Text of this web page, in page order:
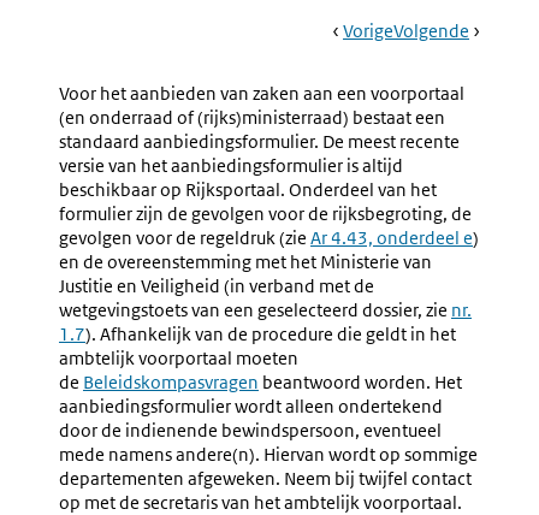
Book
Ga
VorigePagina:
Ambtelijke
Voorbereiding
In
Voorportaal
Ga
Volgende Pagina:
Voor het aanbieden van zaken aan een voorportaal
(en onderraad of (rijks)ministerraad) bestaat een
standaard aanbiedingsformulier. De meest recente
versie van het aanbiedingsformulier is altijd
beschikbaar op Rijksportaal. Onderdeel van het
formulier zijn de gevolgen voor de rijksbegroting, de
gevolgen voor de regeldruk (zie Ar 4.43, onderdeel e)
en de overeenstemming met het Ministerie van
Justitie en Veiligheid (in verband met de
wetgevingstoets van een geselecteerd dossier, zie nr.
1.7). Afhankelijk van de procedure die geldt in het
ambtelijk voorportaal moeten
de Beleidskompasvragen beantwoord worden. Het
aanbiedingsformulier wordt alleen ondertekend
door de indienende bewindspersoon, eventueel
mede namens andere(n). Hiervan wordt op sommige
departementen afgeweken. Neem bij twijfel contact
op met de secretaris van het ambtelijk voorportaal.